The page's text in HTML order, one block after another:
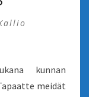
kunnan
meidät